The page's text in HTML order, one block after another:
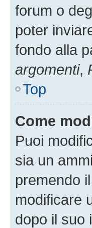
forum o
poter
fondo alla
argomenti,
Top
Come
Puoi
sia un
premendo
modificare
dopo il suo